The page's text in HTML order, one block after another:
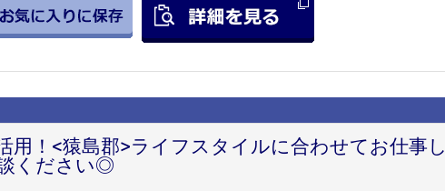
用！<猿島郡>ライフスタイルに合わせてお仕事し
ください◎